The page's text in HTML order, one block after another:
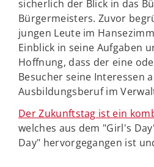
sicherlich der Blick in das
Bürgermeisters. Zuvor
jungen Leute im
Einblick in seine Aufgaben
Hoffnung, dass der eine
Besucher seine Interessen
Ausbildungsberuf im
Der Zukunftstag ist ein
welches aus dem "Girl's
Day" hervorgegangen ist